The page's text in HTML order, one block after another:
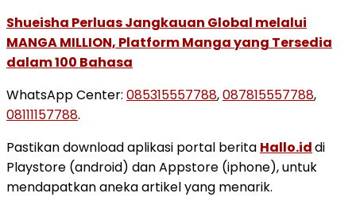
Shueisha Perluas Jangkauan Global melalui
MANGA MILLION, Platform Manga yang Tersedia
dalam 100 Bahasa
WhatsApp Center: 085315557788,087815557788,
08111157788.
Pastikan download aplikasi portal berita Hallo.iddi
Playstore (android) dan Appstore (iphone), untuk
mendapatkan aneka artikel yang menarik.